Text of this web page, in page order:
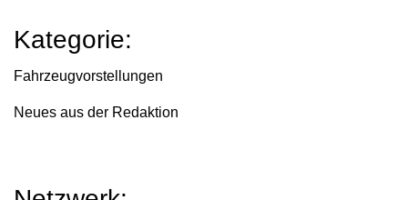
Kategorie:
Fahrzeugvorstellungen
Neues aus der Redaktion